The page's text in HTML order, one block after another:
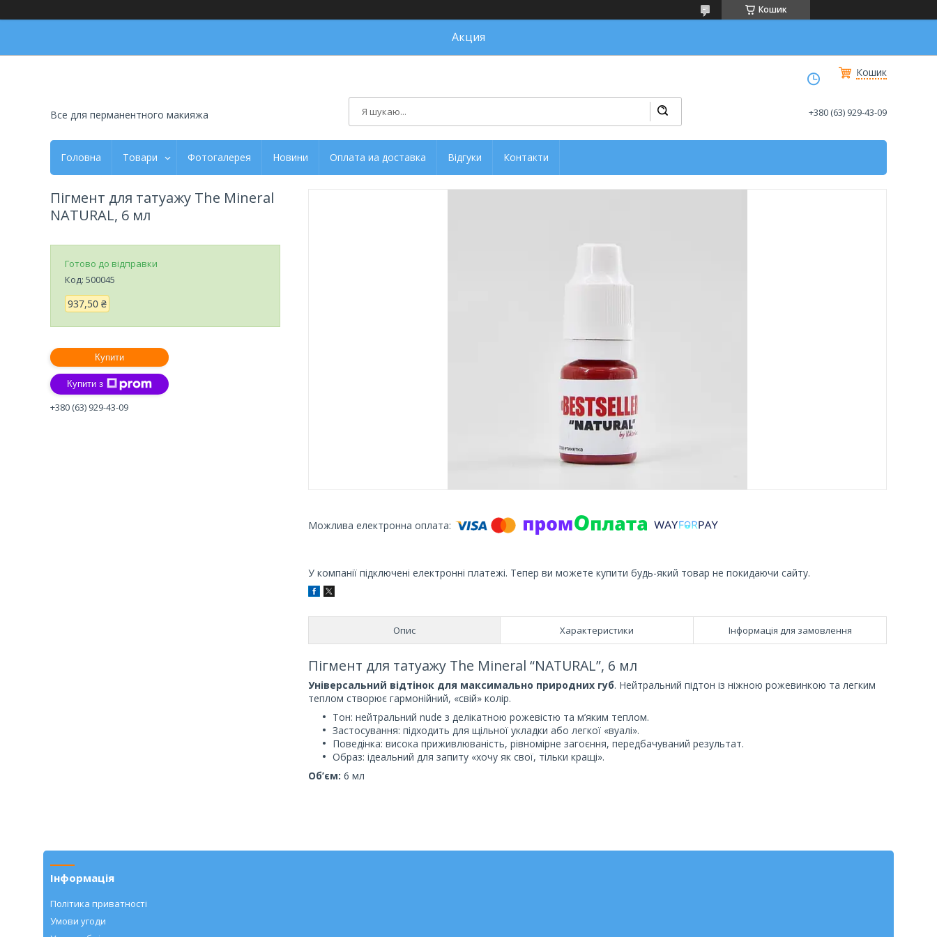
Кошик
Акция
Кошик
Все для перманентного макияжа +380 (63) 929-43-09
Головна Товари Фотогалерея Новини Оплата иа доставка Відгуки Контакти
У компанії підключені електронні платежі. Тепер ви можете купити будь-який товар не покидаючи сайту.
Опис Характеристики Інформація для замовлення
Пігмент для татуажу The Mineral “NATURAL”, 6 мл
Універсальний відтінок для максимально природних губ. Нейтральний підтон із ніжною рожевинкою та легким
теплом створює гармонійний, «свій» колір.
Тон: нейтральний nude з делікатною рожевістю та м’яким теплом.
Застосування: підходить для щільної укладки або легкої «вуалі».
Поведінка: висока приживлюваність, рівномірне загоєння, передбачуваний результат.
Образ: ідеальний для запиту «хочу як свої, тільки кращі».
Об’єм: 6 мл
Пігмент для татуажу The Mineral
NATURAL, 6 мл
Готово до відправки
Код: 500045
937,50 ₴
Купити
Купити з
+380 (63) 929-43-09
Інформація
Політика приватності
Умови угоди